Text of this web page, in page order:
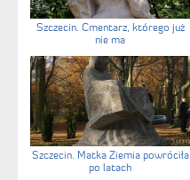
Szczecin. Cmentarz, którego już
nie ma
Szczecin. Matka Ziemia powróciła
po latach